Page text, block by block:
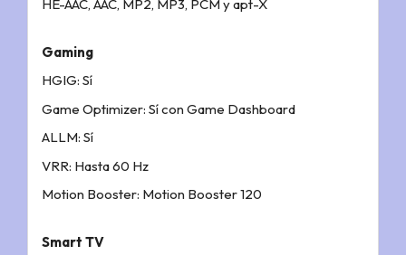
HE-AAC, AAC, MP2, MP3, PCM y apt-X
Gaming
HGIG: Sí
Game Optimizer: Sí con Game Dashboard
ALLM: Sí
VRR: Hasta 60 Hz
Motion Booster: Motion Booster 120
Smart TV